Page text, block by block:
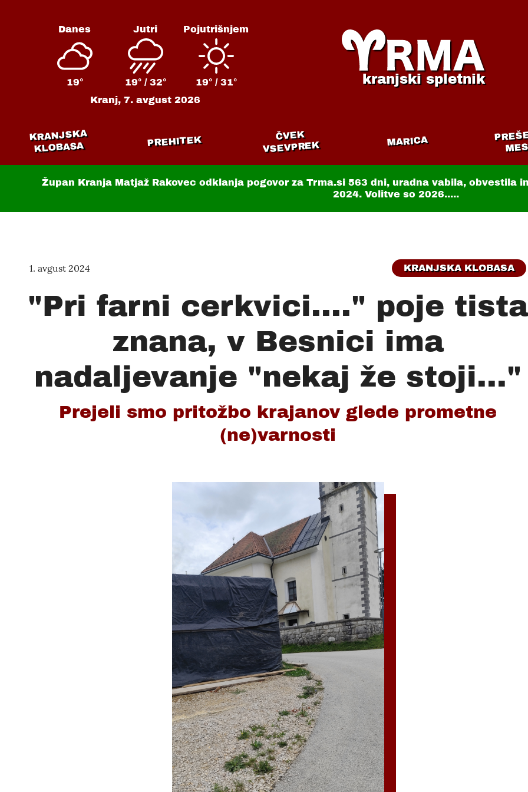
Danes
19°
Jutri
19° / 32°
Pojutrišnjem
19° / 31°
Kranj,7. avgust 2026
kranjski spletnik
KRANJSKA
KLOBASA PREHITEK ČVEK
VSEVPREK MARICA
Župan Kranja Matjaž Rakovec odklanja pogovor za Trma.si 563 dni, uradna vabila, obvestila
2024. Volitve so 2026.....
1. avgust 2024 KRANJSKA KLOBASA
"Pri farni cerkvici...." poje tista
znana, v Besnici ima
nadaljevanje "nekaj že stoji..."
Prejeli smo pritožbo krajanov glede prometne
(ne)varnosti